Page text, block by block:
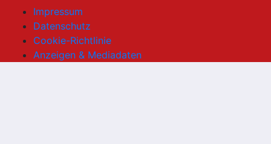
Impressum
Datenschutz
Cookie-Richtlinie
Anzeigen & Mediadaten